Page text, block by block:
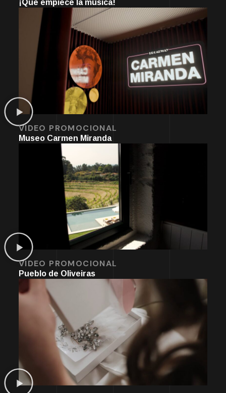
¡Que empiece la música!
VIDEO PROMOCIONAL
Museo Carmen Miranda
VIDEO PROMOCIONAL
Pueblo de Oliveiras